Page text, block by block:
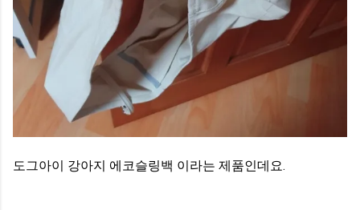
도그아이 강아지 에코슬링백 이라는 제품인데요.